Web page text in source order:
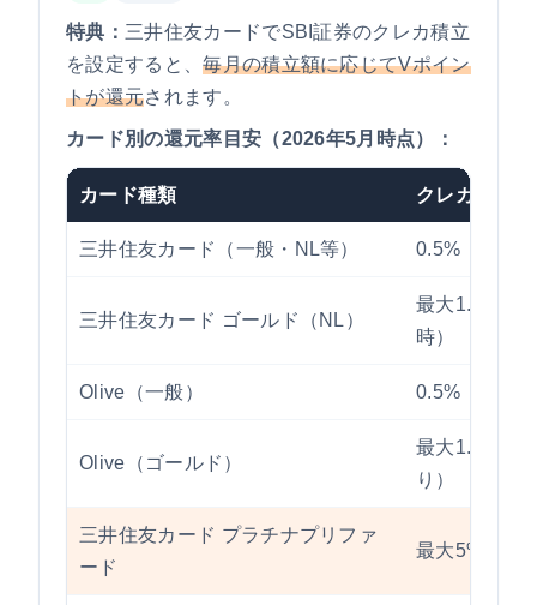
特典： 三井住友カードでSBI証券のクレカ積立
を設定すると、毎月の積立額に応じてVポイン
トが還元されます。
カード別の還元率目安（2026年5月時点）：
カード種類 クレカ積立
三井住友カード（一般・NL等） 0.5%
三井住友カード ゴールド（NL）
最大1.0%（
時）
Olive（一般） 0.5%（Olive
Olive（ゴールド）
最大1.0%（
り）
三井住友カード プラチナプリファ
ード
最大5%（カ